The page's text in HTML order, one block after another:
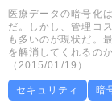
医療データの暗号化
だ。しかし、管理コ
も多いのが現状だ。
を解消してくれるのか
（2015/01/19）
セキュリティ 暗